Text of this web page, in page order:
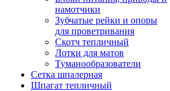
намотчики
Зубчатые рейки и опоры
для проветривания
Скотч тепличный
Лотки для матов
Туманообразователи
Сетка шпалерная
Шпагат тепличный